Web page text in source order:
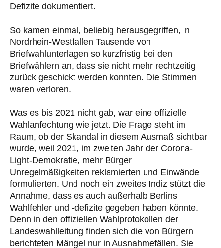
Defizite dokumentiert.
So kamen einmal, beliebig herausgegriffen, in
Nordrhein-Westfallen Tausende von
Briefwahlunterlagen so kurzfristig bei den
Briefwählern an, dass sie nicht mehr rechtzeitig
zurück geschickt werden konnten. Die Stimmen
waren verloren.
Was es bis 2021 nicht gab, war eine offizielle
Wahlanfechtung wie jetzt. Die Frage steht im
Raum, ob der Skandal in diesem Ausmaß sichtbar
wurde, weil 2021, im zweiten Jahr der Corona-
Light-Demokratie, mehr Bürger
Unregelmäßigkeiten reklamierten und Einwände
formulierten. Und noch ein zweites Indiz stützt die
Annahme, dass es auch außerhalb Berlins
Wahlfehler und -defizite gegeben haben könnte.
Denn in den offiziellen Wahlprotokollen der
Landeswahlleitung finden sich die von Bürgern
berichteten Mängel nur in Ausnahmefällen. Sie